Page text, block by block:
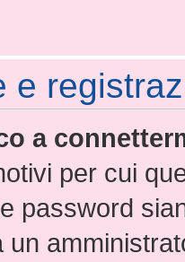
e
a
per cui
password
un